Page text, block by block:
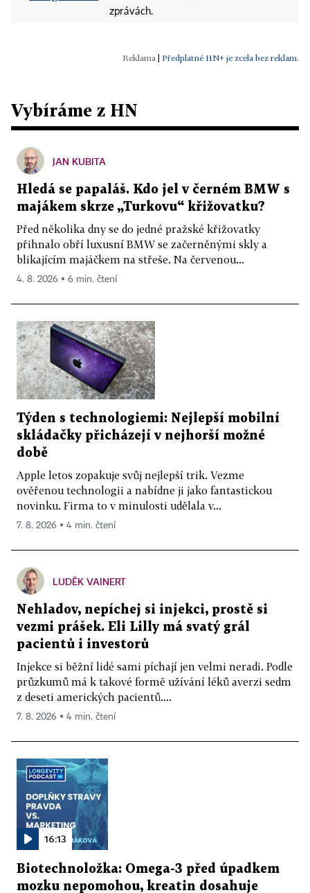
zprávách.
Předplatné HN+ je zcela bez reklam.
Vybíráme z HN
JAN KUBITA
Hledá se papaláš. Kdo jel v černém BMW s
majákem skrze „Turkovu“ křižovatku?
Před několika dny se do jedné pražské křižovatky
přihnalo obří luxusní BMW se začerněnými skly a
blikajícím majáčkem na střeše. Na červenou...
4. 8. 2026 ▪ 6 min. čtení
Týden s technologiemi: Nejlepší mobilní
skládačky přicházejí v nejhorší možné
době
Apple letos zopakuje svůj nejlepší trik. Vezme
ověřenou technologii a nabídne ji jako fantastickou
novinku. Firma to v minulosti udělala v...
7. 8. 2026 ▪ 4 min. čtení
LUDĚK VAINERT
Nehladov, nepíchej si injekci, prostě si
vezmi prášek. Eli Lilly má svatý grál
pacientů i investorů
Injekce si běžní lidé sami píchají jen velmi neradi. Podle
průzkumů má k takové formě užívání léků averzi sedm
z deseti amerických pacientů....
7. 8. 2026 ▪ 4 min. čtení
16:13
Biotechnoložka: Omega-3 před úpadkem
mozku nepomohou, kreatin dosahuje